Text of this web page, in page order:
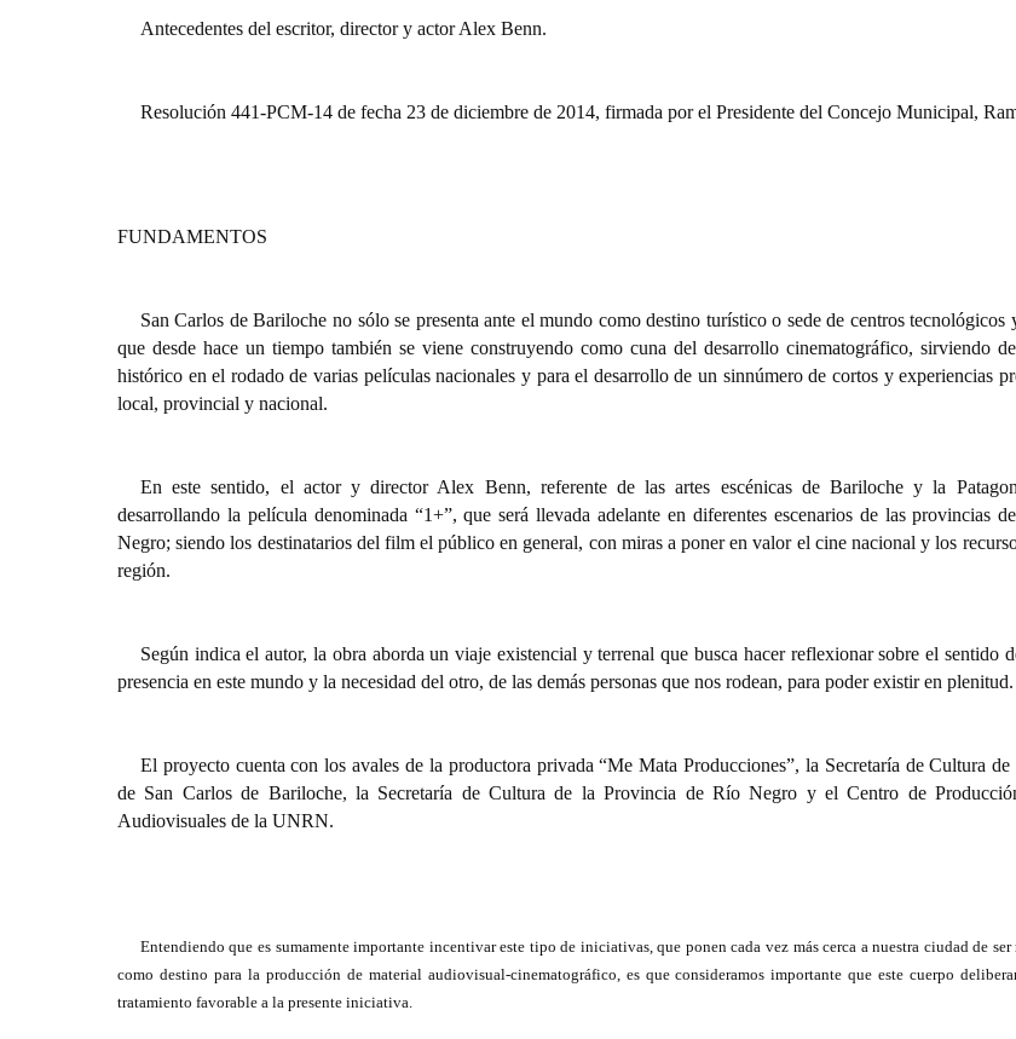
Antecedentes del escritor, director y actor Alex Benn.
Resolución 441-PCM-14 de fecha 23 de diciembre de 2014, firmada por el Presidente del Concejo Municipal,
FUNDAMENTOS
San Carlos de Bariloche no sólo se presenta ante el mundo como destino turístico o sede de centros
que desde hace un tiempo también se viene construyendo como cuna del desarrollo cinematográfico, sirviendo
histórico en el rodado de varias películas nacionales y para el desarrollo de un sinnúmero de cortos y experiencias
local, provincial y nacional.
En este sentido, el actor y director Alex Benn, referente de las artes escénicas de Bariloche y la
desarrollando la película denominada “1+”, que será llevada adelante en diferentes escenarios de las provincias
Negro; siendo los destinatarios del film el público en general, con miras a poner en valor el cine nacional y los
región.
Según indica el autor, la obra aborda un viaje existencial y terrenal que busca hacer reflexionar sobre el sentido
presencia en este mundo y la necesidad del otro, de las demás personas que nos rodean, para poder existir en plenitud.
El proyecto cuenta con los avales de la productora privada “Me Mata Producciones”, la Secretaría de Cultura
de San Carlos de Bariloche, la Secretaría de Cultura de la Provincia de Río Negro y el Centro de
Audiovisuales de la UNRN.
Entendiendo que es sumamente importante incentivar este tipo de iniciativas, que ponen cada vez más cerca a nuestra ciudad de
como destino para la producción de material audiovisual-cinematográfico, es que consideramos importante que este cuerpo
tratamiento favorable a la presente iniciativa.